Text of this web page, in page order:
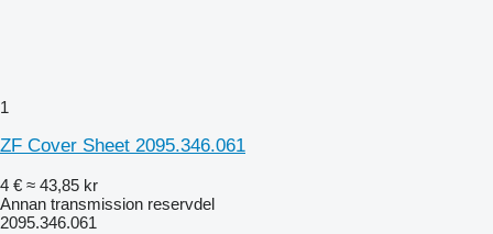
1
ZF Cover Sheet 2095.346.061
4 € ≈ 43,85 kr
Annan transmission reservdel
2095.346.061